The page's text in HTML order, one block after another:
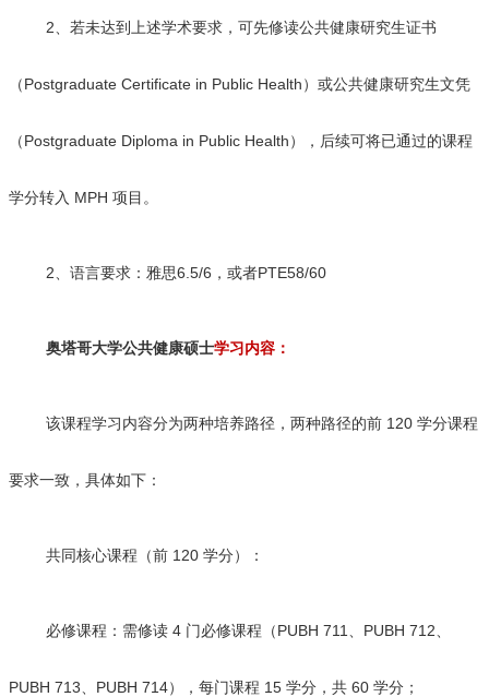
2、若未达到上述学术要求，可先修读公共健康研究生证书
（Postgraduate Certificate in Public Health）或公共健康研究生文凭
（Postgraduate Diploma in Public Health），后续可将已通过的课程
学分转入 MPH 项目。
2、语言要求：雅思6.5/6，或者PTE58/60
奥塔哥大学公共健康硕士学习内容：
该课程学习内容分为两种培养路径，两种路径的前 120 学分课程
要求一致，具体如下：
共同核心课程（前 120 学分）：
必修课程：需修读 4 门必修课程（PUBH 711、PUBH 712、
PUBH 713、PUBH 714），每门课程 15 学分，共 60 学分；